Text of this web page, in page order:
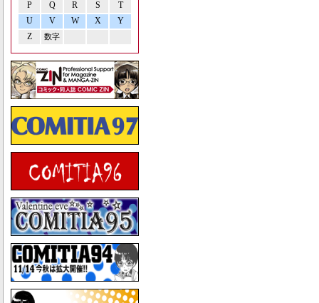
P Q R S
T
U
V W X
Y
Z
数字